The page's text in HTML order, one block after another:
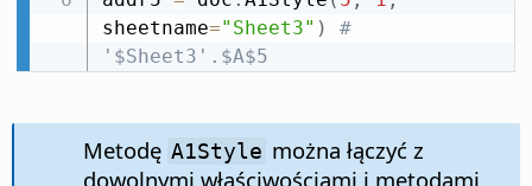
sheetname="Sheet3" )
#
'$Sheet3'.$A$5
Metodę A1Style można łączyć z
dowolnymi właściwościami i metodami